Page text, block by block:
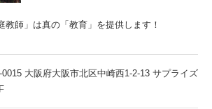
教師」は真の「教育」を提供します！
0015 大阪府大阪市北区中崎西1-2-13 サプライズ